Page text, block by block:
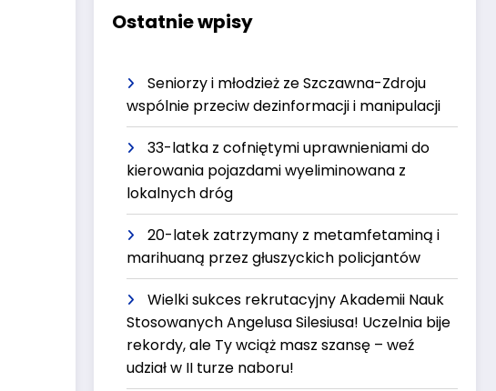
Ostatnie wpisy
Seniorzy i młodzież ze Szczawna-Zdroju
wspólnie przeciw dezinformacji i manipulacji
33-latka z cofniętymi uprawnieniami do
kierowania pojazdami wyeliminowana z
lokalnych dróg
20-latek zatrzymany z metamfetaminą i
marihuaną przez głuszyckich policjantów
Wielki sukces rekrutacyjny Akademii Nauk
Stosowanych Angelusa Silesiusa! Uczelnia bije
rekordy, ale Ty wciąż masz szansę – weź
udział w II turze naboru!